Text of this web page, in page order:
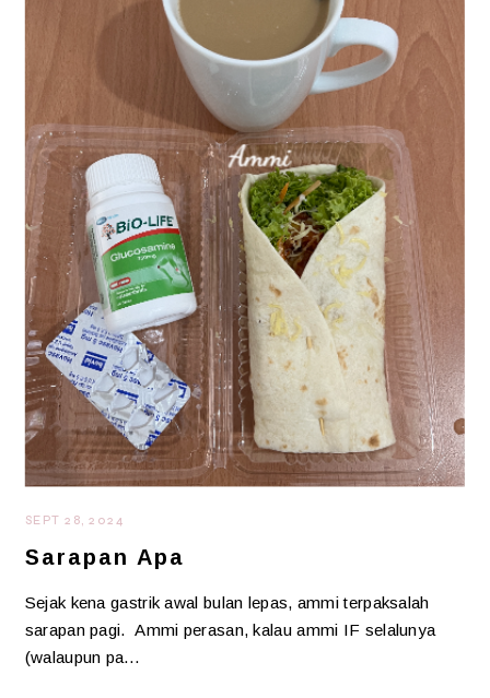
SEPT 28, 2024
Sarapan Apa
Sejak kena gastrik awal bulan lepas, ammi terpaksalah
sarapan pagi. Ammi perasan, kalau ammi IF selalunya
(walaupun pa…